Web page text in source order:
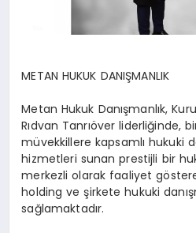
METAN HUKUK DANIŞMANLIK
Metan Hukuk Danışmanlık,
Rıdvan Tanrıöver liderliğinde,
müvekkillere kapsamlı hukuki
hizmetleri sunan prestijli bir
merkezli olarak faaliyet
holding ve şirkete hukuki
sağlamaktadır.